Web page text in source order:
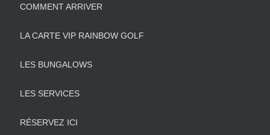
COMMENT ARRIVER
LA CARTE VIP RAINBOW GOLF
LES BUNGALOWS
LES SERVICES
RÉSERVEZ ICI